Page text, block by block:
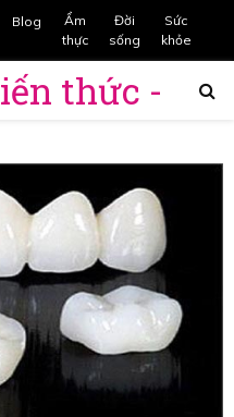
Blog
Ẩm
thực
Đời
sống
Sức
khỏe
thức -